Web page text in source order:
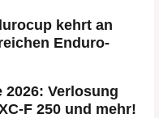
kehrt an
Enduro-
2026: Verlosung
F 250 und mehr!